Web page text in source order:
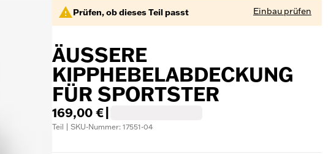
Prüfen, ob dieses Teil passt Einbau prüfen
ÄUSSERE K
IPPHEBELABDECKUNG F
ÜR SPORTSTER
169,00 €
Teil | SKU-Nummer: 17551-04